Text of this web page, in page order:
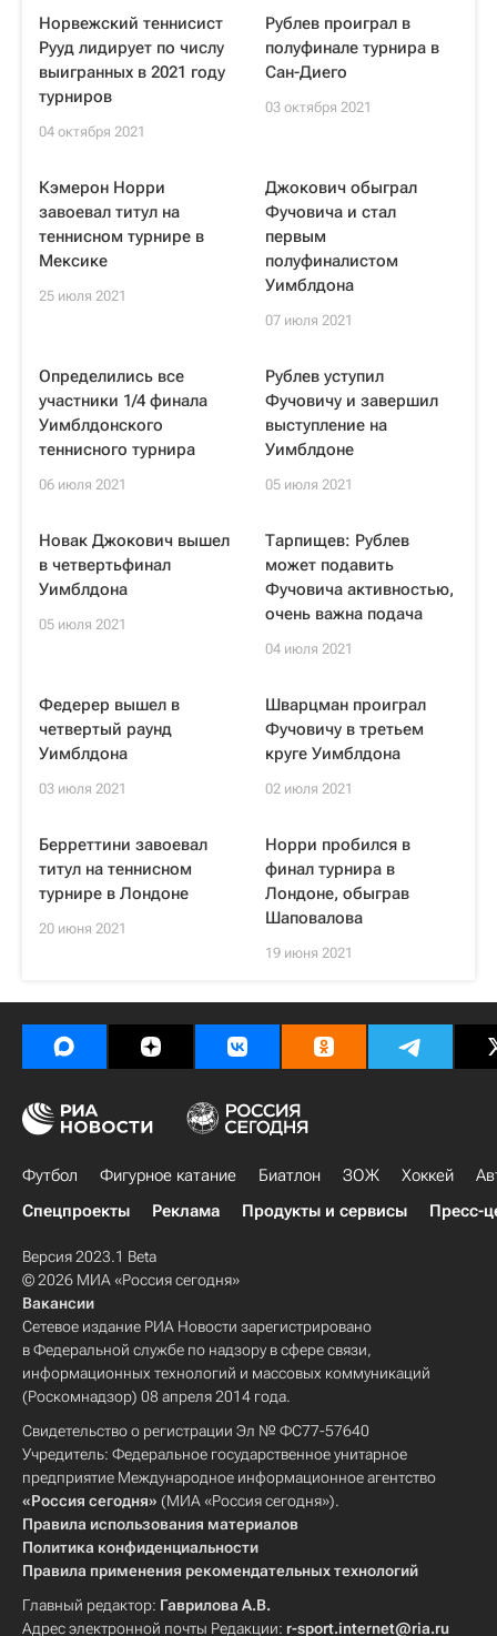
Норвежский теннисист
Рууд лидирует по числу
выигранных в 2021 году
турниров
04 октября 2021
Рублев проиграл в
полуфинале турнира в
Сан-Диего
03 октября 2021
Кэмерон Норри
завоевал титул на
теннисном турнире в
Мексике
25 июля 2021
Джокович обыграл
Фучовича и стал
первым
полуфиналистом
Уимблдона
07 июля 2021
Определились все
участники 1/4 финала
Уимблдонского
теннисного турнира
06 июля 2021
Рублев уступил
Фучовичу и завершил
выступление на
Уимблдоне
05 июля 2021
Новак Джокович вышел
в четвертьфинал
Уимблдона
05 июля 2021
Тарпищев: Рублев
может подавить
Фучовича активностью,
очень важна подача
04 июля 2021
Федерер вышел в
четвертый раунд
Уимблдона
03 июля 2021
Шварцман проиграл
Фучовичу в третьем
круге Уимблдона
02 июля 2021
Берреттини завоевал
титул на теннисном
турнире в Лондоне
20 июня 2021
Норри пробился в
финал турнира в
Лондоне, обыграв
Шаповалова
19 июня 2021
Футбол Фигурное катание Биатлон ЗОЖ Хоккей
Спецпроекты
Реклама Продукты и сервисы Пресс-
Версия 2023.1 Beta
© 2026 МИА «Россия сегодня»
Вакансии
Сетевое издание РИА Новости зарегистрировано
в Федеральной службе по надзору в сфере связи,
информационных технологий и массовых коммуникаций
(Роскомнадзор) 08 апреля 2014 года.
Свидетельство о регистрации Эл № ФС77-57640
Учредитель: Федеральное государственное унитарное
предприятие Международное информационное агентство
«Россия сегодня» (МИА «Россия сегодня»).
Правила использования материалов
Политика конфиденциальности
Правила применения рекомендательных технологий
Главный редактор: Гаврилова А.В.
Адрес электронной почты Редакции: r-sport.internet@ria.ru